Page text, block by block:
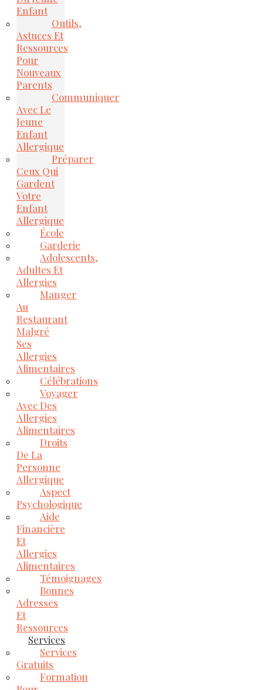
Enfant
Outils,
Astuces Et
Ressources
Pour
Nouveaux
Parents
Communiquer
Avec Le
Jeune
Enfant
Allergique
Préparer
Ceux Qui
Gardent
Votre
Enfant
Allergique
École
Garderie
Adolescents,
Adultes Et
Allergies
Manger
Au
Restaurant
Malgré
Ses
Allergies
Alimentaires
Célébrations
Voyager
Avec Des
Allergies
Alimentaires
Droits
De La
Personne
Allergique
Aspect
Psychologique
Aide
Financière
Et
Allergies
Alimentaires
Témoignages
Bonnes
Adresses
Et
Ressources
Services
Services
Gratuits
Formation